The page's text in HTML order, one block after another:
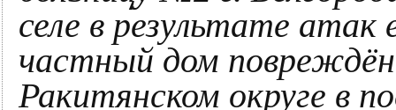
селе в результате атак
частный дом
Ракитянском округе в